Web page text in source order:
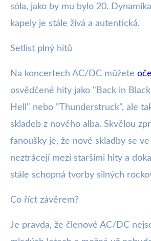
sóla, jako by mu bylo 20.
kapely je stále živá a autentická.
Setlist plný hitů
Na koncertech AC/DC můžete
osvědčené hity jako "Back in
Hell" nebo "Thunderstruck", ale
skladeb z nového alba. Skvělou
fanoušky je, že nové skladby se
neztrácejí mezi staršími hity a
stále schopná tvorby silných
Co říct závěrem?
Je pravda, že členové AC/DC